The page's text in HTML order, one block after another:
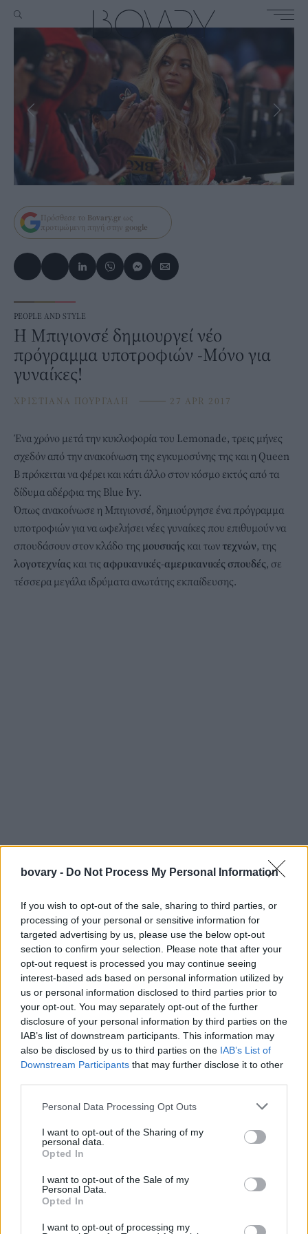
bovary - Do Not Process My Personal Information
If you wish to opt-out of the sale, sharing to third parties, or
processing of your personal or sensitive information for
targeted advertising by us, please use the below opt-out
section to confirm your selection. Please note that after your
opt-out request is processed you may continue seeing
interest-based ads based on personal information utilized by
us or personal information disclosed to third parties prior to
your opt-out. You may separately opt-out of the further
disclosure of your personal information by third parties on the
IAB’s list of downstream participants. This information may
also be disclosed by us to third parties on the IAB’s List of
Downstream Participants that may further disclose it to other
Personal Data Processing Opt Outs
I want to opt-out of the Sharing of my
personal data.
Opted In
I want to opt-out of the Sale of my
Personal Data.
Opted In
I want to opt-out of processing my
Πρόσθεσε το Bovary.gr ως
προτιμώμενη πηγή στην google
PEOPLE AND STYLE
Η Μπιγιονσέ δημιουργεί νέο
πρόγραμμα υποτροφιών -Mόνο για
γυναίκες!
ΧΡΙΣΤΙΑΝΑ ΠΟΥΡΓΑΛΗ ⸻ 27 APR 2017
Ένα χρόνο μετά την κυκλοφορία του Lemonade, τρεις μήνες
σχεδόν από την ανακοίνωση της εγκυμοσύνης της και η Queen
B πρόκειται να φέρει και κάτι άλλο στον κόσμο εκτός από τα
δίδυμα αδέρφια της Blue Ivy.
Όπως ανακοίνωσε η Μπιγιονσέ, δημιούργησε ένα πρόγραμμα
υποτροφιών για να ωφελήσει νέες γυναίκες που επιθυμούν να
σπουδάσουν στον κλάδο της μουσικής και τωντεχνών, της
λογοτεχνίας και τις αφρικανικές-αμερικανικές σπουδές, σε
τέσσερα μεγάλα ιδρύματα ανωτάτης εκπαίδευσης.
www.beyonce.com/formation-scholars